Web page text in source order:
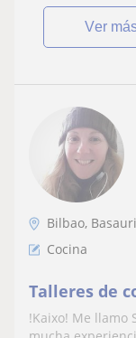
ver
Bilbao,
Cocina
Talleres de
!Kaixo! Me llamo